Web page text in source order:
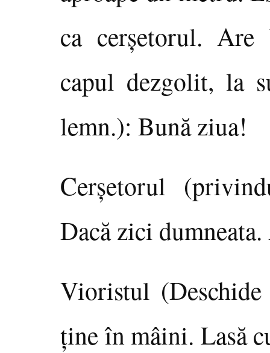
ca cerşetorul. Are
capul dezgolit, la
lemn.): Bună ziua!
Cerşetorul
Dacă zici
Vioristul
ţine în mâini. Lasă